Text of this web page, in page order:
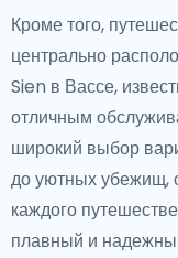
Кроме того,
центрально
Sien в Вассе,
отличным
широкий выбор
до уютных убежищ,
каждого
плавный и